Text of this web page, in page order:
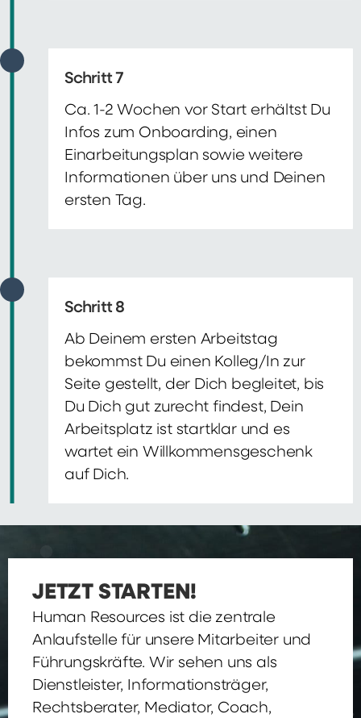
Schritt 7
Ca. 1-2 Wochen vor Start erhältst Du
Infos zum Onboarding, einen
Einarbeitungsplan sowie weitere
Informationen über uns und Deinen
ersten Tag.
Schritt 8
Ab Deinem ersten Arbeitstag
bekommst Du einen Kolleg/In zur
Seite gestellt, der Dich begleitet, bis
Du Dich gut zurecht findest, Dein
Arbeitsplatz ist startklar und es
wartet ein Willkommensgeschenk
auf Dich.
JETZT STARTEN!
Human Resources ist die zentrale
Anlaufstelle für unsere Mitarbeiter und
Führungskräfte. Wir sehen uns als
Dienstleister, Informationsträger,
Rechtsberater, Mediator, Coach,